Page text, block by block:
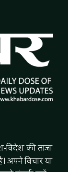
विदेश की ताजा
अपने विचार या